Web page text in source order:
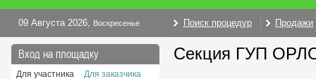
09 Августа 2026, Воскресенье Поиск процедур Продажи
Вход на площадку
Для участника Для заказчика
Секция ГУП